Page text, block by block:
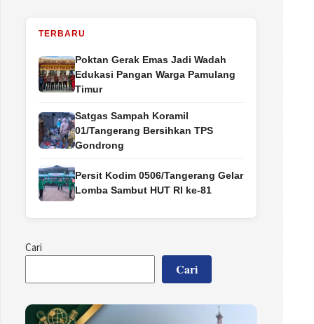
TERBARU
Poktan Gerak Emas Jadi Wadah
Edukasi Pangan Warga Pamulang
Timur
Satgas Sampah Koramil
01/Tangerang Bersihkan TPS
Gondrong
Persit Kodim 0506/Tangerang Gelar
Lomba Sambut HUT RI ke-81
Cari
Cari